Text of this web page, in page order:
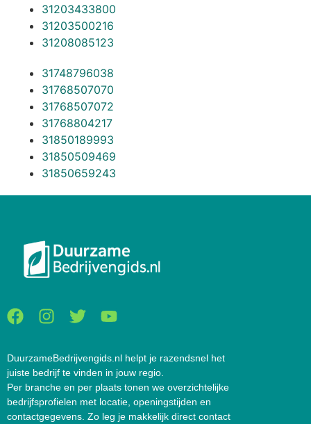
31203433800
31203500216
31208085123
31748796038
31768507070
31768507072
31768804217
31850189993
31850509469
31850659243
DuurzameBedrijvengids.nl helpt je razendsnel het
juiste bedrijf te vinden in jouw regio.
Per branche en per plaats tonen we overzichtelijke
bedrijfsprofielen met locatie, openingstijden en
contactgegevens. Zo leg je makkelijk direct contact